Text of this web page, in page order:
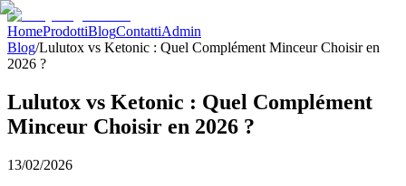
HomeProdottiBlogContattiAdmin
Blog/Lulutox vs Ketonic : Quel Complément Minceur Choisir en
2026 ?
Lulutox vs Ketonic : Quel Complément
Minceur Choisir en 2026 ?
13/02/2026